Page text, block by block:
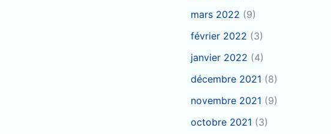
mars 2022 (9)
février 2022 (3)
janvier 2022 (4)
décembre 2021 (8)
novembre 2021 (9)
octobre 2021 (3)